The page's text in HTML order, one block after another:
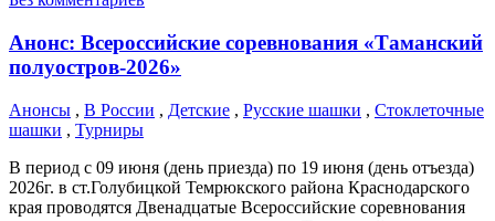
Анонс: Всероссийские соревнования «Таманский
полуостров-2026»
Анонсы , В России , Детские , Русские шашки , Стоклеточные
шашки , Турниры
В период с 09 июня (день приезда) по 19 июня (день отъезда)
2026г. в ст.Голубицкой Темрюкского района Краснодарского
края проводятся Двенадцатые Всероссийские соревнования